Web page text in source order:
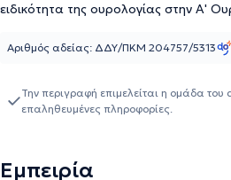
ειδικότητα της ουρολογίας στην Α'
Θεσσαλονίκης "Γ. Γεννηματάς".
αντιμετώπιση της λιθίασης του
Διετέλεσε για 2 χρόνια
στην υπερηχογραφική μελέτη του
Αριθμός αδείας: ΔΔΥ/ΠΚΜ 204757/5313
Την περιγραφή επιμελείται η ομάδα
επαληθευμένες πληροφορίες.
Εμπειρία